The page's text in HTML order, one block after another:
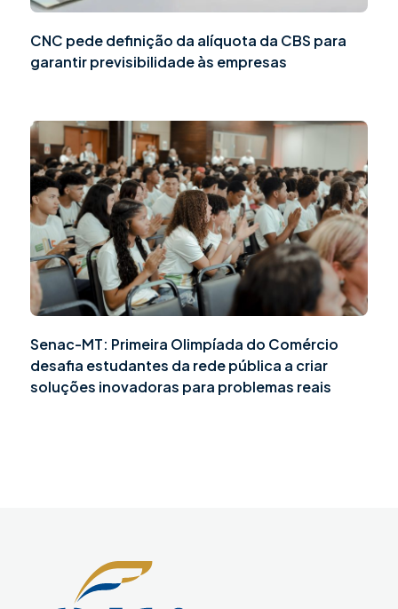
CNC pede definição da alíquota da CBS para
garantir previsibilidade às empresas
Senac-MT: Primeira Olimpíada do Comércio
desafia estudantes da rede pública a criar
soluções inovadoras para problemas reais